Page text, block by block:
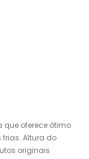
que oferece ótimo
Altura do
originais